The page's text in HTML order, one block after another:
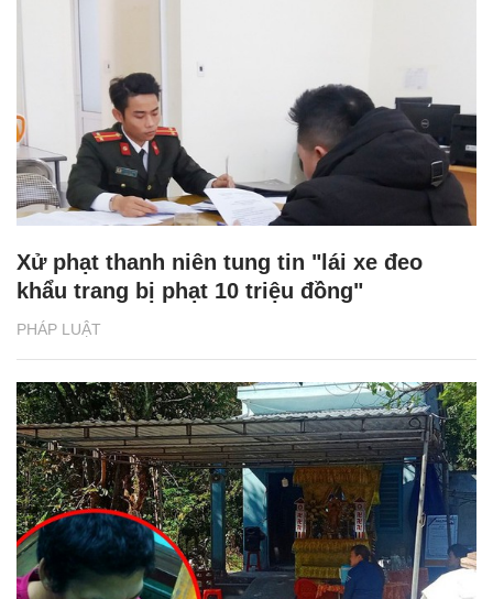
PHÁP LUẬT
Xử phạt thanh niên tung tin "lái xe đeo
khẩu trang bị phạt 10 triệu đồng"